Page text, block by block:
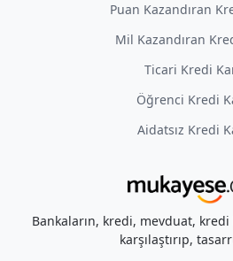
Puan Kazandıran
Mil Kazandıran
Ticari Kredi
Öğrenci Kredi
Aidatsız Kredi
Bankaların, kredi, mevduat,
karşılaştırıp,